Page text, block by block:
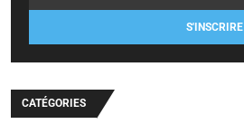
S'INSCRIRE
CATÉGORIES